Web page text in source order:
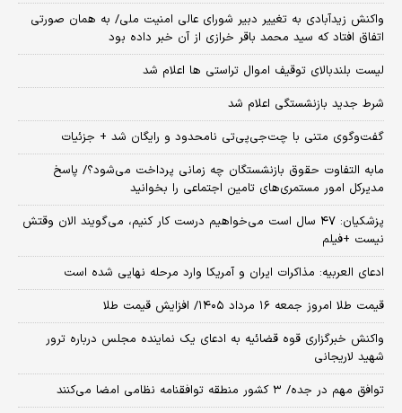
واکنش زیدآبادی به تغییر دبیر شورای عالی امنیت ملی/ به همان صورتی
اتفاق افتاد که سید محمد باقر خرازی از آن خبر داده بود
لیست بلندبالای توقیف اموال تراستی ها اعلام شد
شرط جدید بازنشستگی اعلام شد
گفت‌وگوی متنی با چت‌جی‌پی‌تی نامحدود و رایگان شد + جزئیات
مابه التفاوت حقوق بازنشستگان چه زمانی پرداخت می‌شود؟/ پاسخ
مدیرکل امور مستمری‌های تامین اجتماعی را بخوانید
پزشکیان: ۴۷ سال است می‌خواهیم درست کار کنیم، می‌گویند الان وقتش
نیست +فیلم
ادعای العربیه: مذاکرات ایران و آمریکا وارد مرحله نهایی شده است
قیمت طلا امروز جمعه ۱۶ مرداد ۱۴۰۵/ افزایش قیمت طلا
واکنش خبرگزاری قوه قضائیه به ادعای یک نماینده مجلس درباره ترور
شهید لاریجانی
توافق مهم در جده/ ۳ کشور منطقه توافقنامه نظامی امضا می‌کنند